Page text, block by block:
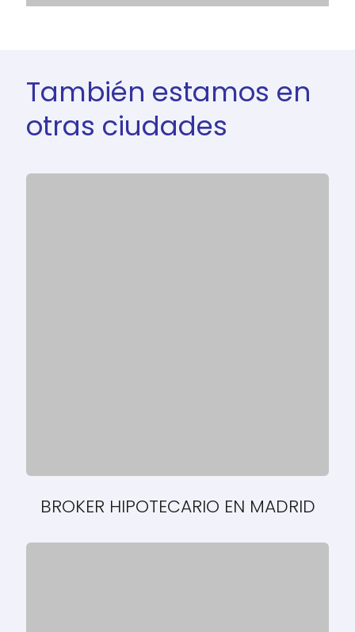
También estamos en
otras ciudades
BROKER HIPOTECARIO EN MADRID